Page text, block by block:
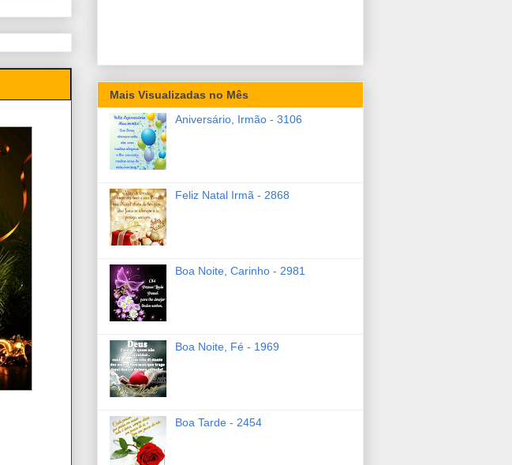
Mais Visualizadas no Mês
Aniversário, Irmão - 3106
Feliz Natal Irmã - 2868
Boa Noite, Carinho - 2981
Boa Noite, Fé - 1969
Boa Tarde - 2454